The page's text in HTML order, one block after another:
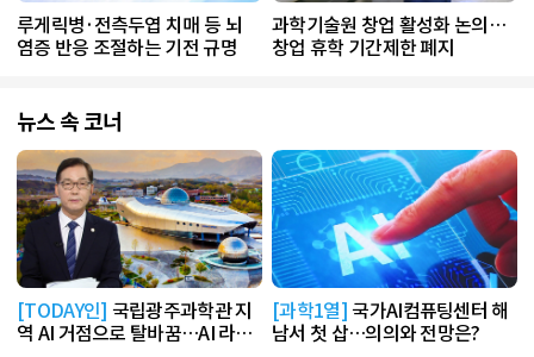
루게릭병·전측두엽 치매 등 뇌
염증 반응 조절하는 기전 규명
과학기술원 창업 활성화 논의…
창업 휴학 기간제한 폐지
뉴스 속 코너
[TODAY인] 국립광주과학관 지
역 AI 거점으로 탈바꿈…AI 라운
[과학1열] 국가AI컴퓨팅센터 해
남서 첫 삽…의의와 전망은?